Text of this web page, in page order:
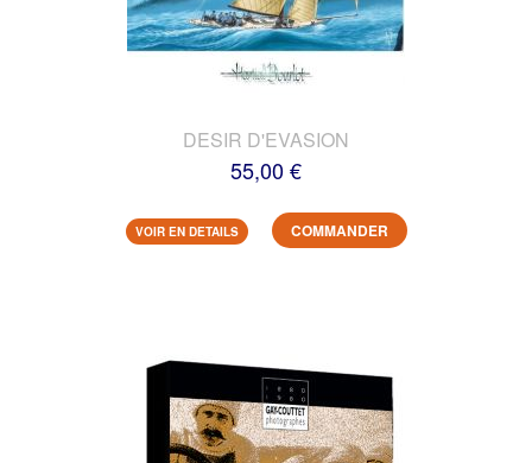
DESIR D'EVASION
55,00 €
VOIR EN DETAILS COMMANDER